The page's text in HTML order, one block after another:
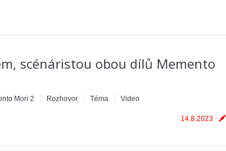
scénáristou obou dílů Memento
Mori 2 Rozhovor Téma Video
14.8.2023